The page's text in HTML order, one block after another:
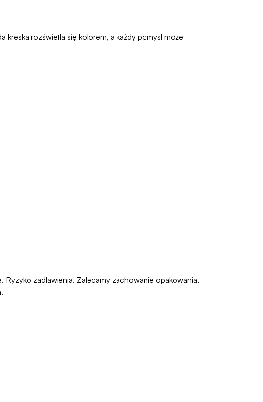
kreska rozświetla się kolorem, a każdy pomysł może
zadławienia. Zalecamy zachowanie opakowania,